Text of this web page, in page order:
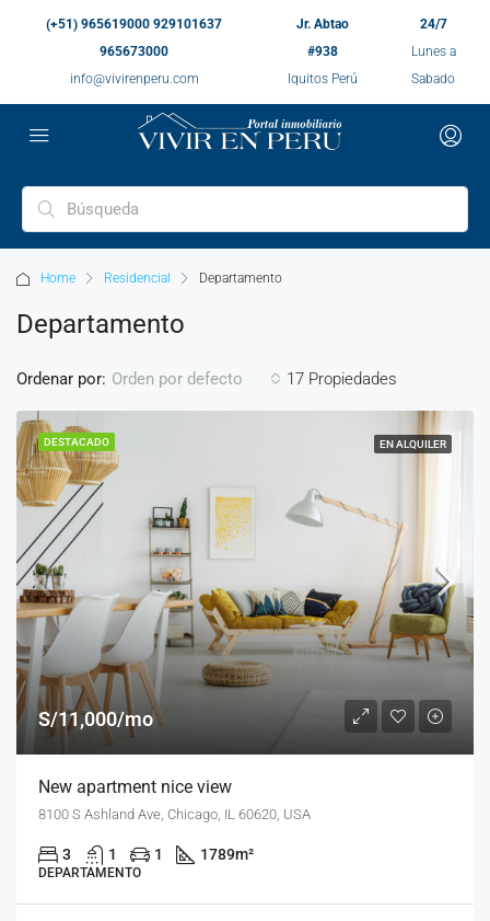
(+51) 965619000 929101637
965673000
info@vivirenperu.com
Jr. Abtao
#938
Iquitos Perú
24/7
Lunes a
Sabado
Home Residencial Departamento
Departamento
17 Propiedades
Ordenar por: Orden por defecto
DESTACADO EN ALQUILER
S/11,000/mo
New apartment nice view
8100 S Ashland Ave, Chicago, IL 60620, USA
3 1 1 1789m²
DEPARTAMENTO